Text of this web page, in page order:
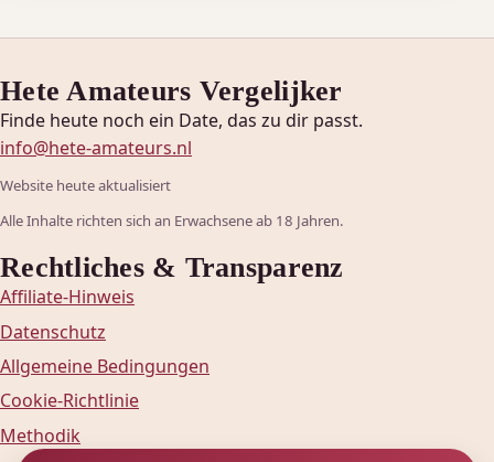
Hete Amateurs Vergelijker
Finde heute noch ein Date, das zu dir passt.
info@hete-amateurs.nl
Website heute aktualisiert
Alle Inhalte richten sich an Erwachsene ab 18 Jahren.
Rechtliches & Transparenz
Affiliate-Hinweis
Datenschutz
Allgemeine Bedingungen
Cookie-Richtlinie
Methodik